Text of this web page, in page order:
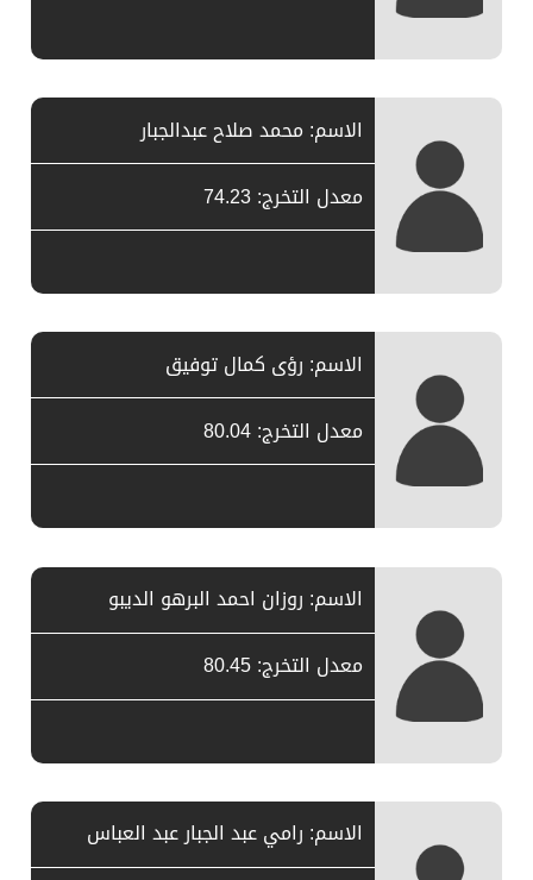
الاسم: محمد صلاح عبدالجبار
معدل التخرج: 74.23
الاسم: رؤى كمال توفيق
معدل التخرج: 80.04
الاسم: روزان احمد البرهو الديبو
معدل التخرج: 80.45
الاسم: رامي عبد الجبار عبد العباس